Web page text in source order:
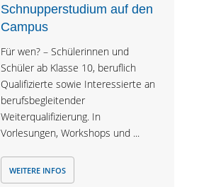
Schnupperstudium auf den
Campus
Für wen? – Schülerinnen und
Schüler ab Klasse 10, beruflich
Qualifizierte sowie Interessierte an
berufsbegleitender
Weiterqualifizierung. In
Vorlesungen, Workshops und ...
WEITERE INFOS